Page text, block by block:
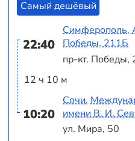
Самый дешёвый
22:40
12 ч 10 м
10:20
Симферополь,
Победы, 211Б
пр-кт. Победы,
Сочи,
имени В. И.
ул. Мира, 50